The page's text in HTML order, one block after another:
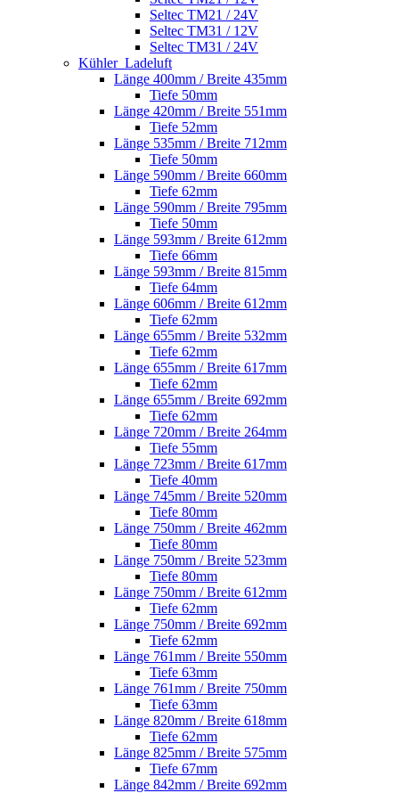
Seltec TM21 / 24V
Seltec TM31 / 12V
Seltec TM31 / 24V
Kühler_Ladeluft
Länge 400mm / Breite 435mm
Tiefe 50mm
Länge 420mm / Breite 551mm
Tiefe 52mm
Länge 535mm / Breite 712mm
Tiefe 50mm
Länge 590mm / Breite 660mm
Tiefe 62mm
Länge 590mm / Breite 795mm
Tiefe 50mm
Länge 593mm / Breite 612mm
Tiefe 66mm
Länge 593mm / Breite 815mm
Tiefe 64mm
Länge 606mm / Breite 612mm
Tiefe 62mm
Länge 655mm / Breite 532mm
Tiefe 62mm
Länge 655mm / Breite 617mm
Tiefe 62mm
Länge 655mm / Breite 692mm
Tiefe 62mm
Länge 720mm / Breite 264mm
Tiefe 55mm
Länge 723mm / Breite 617mm
Tiefe 40mm
Länge 745mm / Breite 520mm
Tiefe 80mm
Länge 750mm / Breite 462mm
Tiefe 80mm
Länge 750mm / Breite 523mm
Tiefe 80mm
Länge 750mm / Breite 612mm
Tiefe 62mm
Länge 750mm / Breite 692mm
Tiefe 62mm
Länge 761mm / Breite 550mm
Tiefe 63mm
Länge 761mm / Breite 750mm
Tiefe 63mm
Länge 820mm / Breite 618mm
Tiefe 62mm
Länge 825mm / Breite 575mm
Tiefe 67mm
Länge 842mm / Breite 692mm